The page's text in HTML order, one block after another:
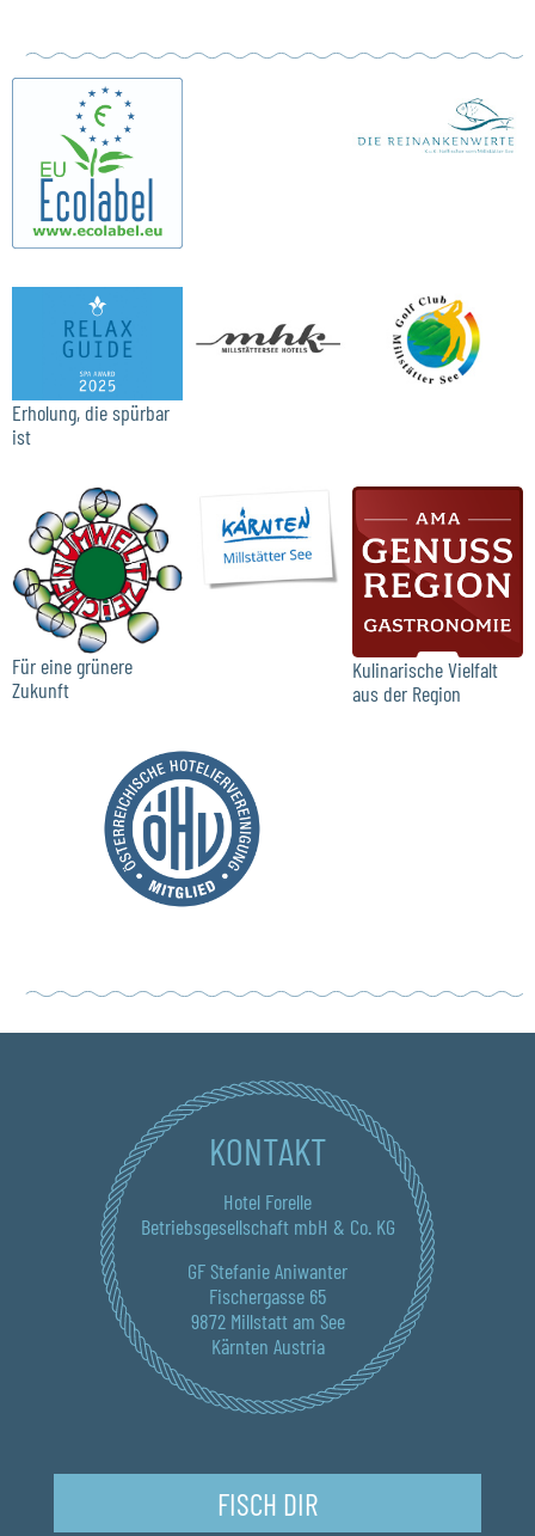
Erholung, die spürbar
ist
Für eine grünere
Zukunft
Kulinarische Vielfalt
aus der Region
KONTAKT
Hotel Forelle
Betriebsgesellschaft mbH & Co. KG
GF Stefanie Aniwanter
Fischergasse 65
9872 Millstatt am See
Kärnten Austria
FISCH DIR